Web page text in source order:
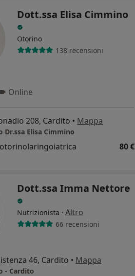
Dott.ssa Elisa Cimmino
Otorino
138 recensioni
Online
208, Cardito • Mappa
Dr.ssa Elisa Cimmino
80 €
Dott.ssa Imma Nettore
Nutrizionista · Altro
66 recensioni
46, Cardito • Mappa
- Cardito